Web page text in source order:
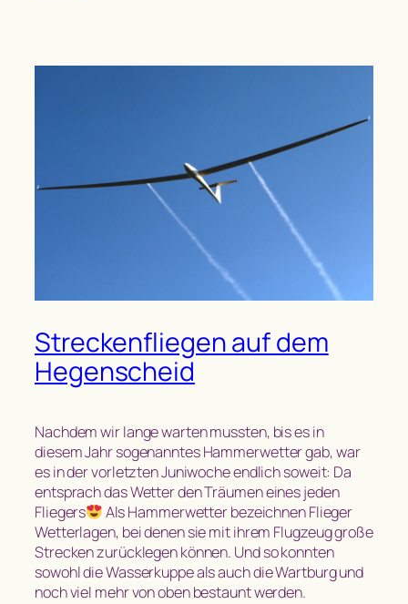
Streckenfliegen auf dem
Hegenscheid
Nachdem wir lange warten mussten, bis es in
diesem Jahr sogenanntes Hammerwetter gab, war
es in der vorletzten Juniwoche endlich soweit: Da
entsprach das Wetter den Träumen eines jeden
Fliegers
Als Hammerwetter bezeichnen Flieger
Wetterlagen, bei denen sie mit ihrem Flugzeug große
Strecken zurücklegen können. Und so konnten
sowohl die Wasserkuppe als auch die Wartburg und
noch viel mehr von oben bestaunt werden.